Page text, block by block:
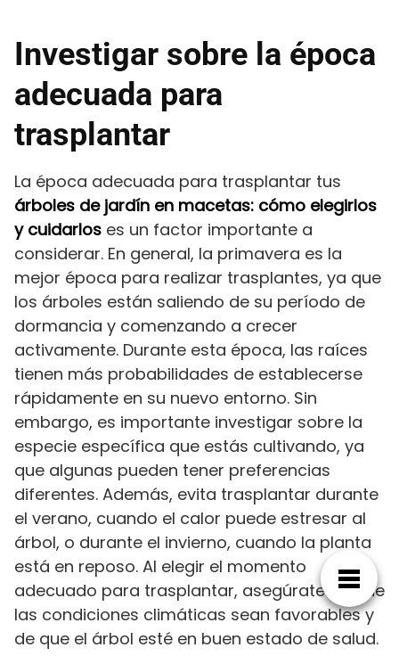
Investigar sobre la época
adecuada para
trasplantar
La época adecuada para trasplantar tus
árboles de jardín en macetas: cómo elegirlos
y cuidarlos es un factor importante a
considerar. En general, la primavera es la
mejor época para realizar trasplantes, ya que
los árboles están saliendo de su período de
dormancia y comenzando a crecer
activamente. Durante esta época, las raíces
tienen más probabilidades de establecerse
rápidamente en su nuevo entorno. Sin
embargo, es importante investigar sobre la
especie específica que estás cultivando, ya
que algunas pueden tener preferencias
diferentes. Además, evita trasplantar durante
el verano, cuando el calor puede estresar al
árbol, o durante el invierno, cuando la planta
está en reposo. Al elegir el momento
adecuado para trasplantar, asegúrate de que
las condiciones climáticas sean favorables y
de que el árbol esté en buen estado de salud.